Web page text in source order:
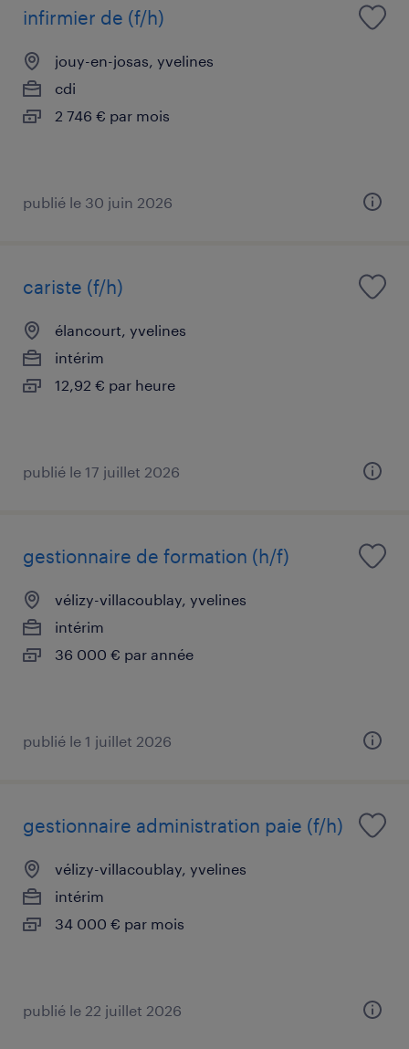
infirmier de (f/h)
jouy-en-josas, yvelines
cdi
2 746 € par mois
publié le 30 juin 2026
cariste (f/h)
élancourt, yvelines
intérim
12,92 € par heure
publié le 17 juillet 2026
gestionnaire de formation (h/f)
vélizy-villacoublay, yvelines
intérim
36 000 € par année
publié le 1 juillet 2026
gestionnaire administration paie (f/h)
vélizy-villacoublay, yvelines
intérim
34 000 € par mois
publié le 22 juillet 2026